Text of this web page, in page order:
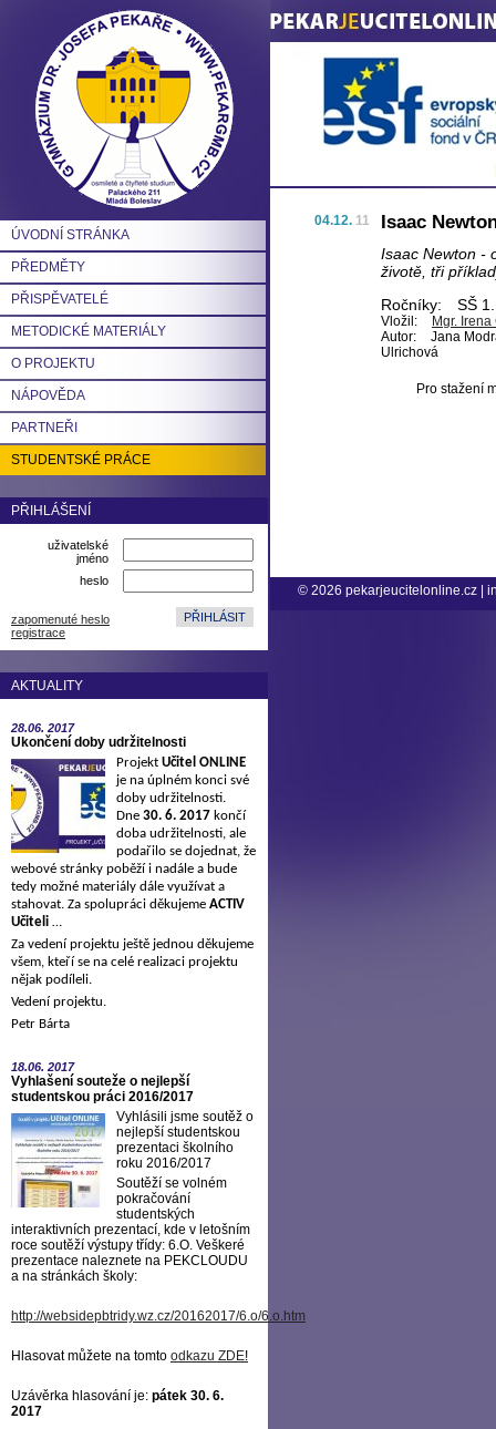
ÚVODNÍ STRÁNKA
PŘEDMĚTY
PŘISPĚVATELÉ
METODICKÉ MATERIÁLY
O PROJEKTU
NÁPOVĚDA
PARTNEŘI
STUDENTSKÉ PRÁCE
PŘIHLÁŠENÍ
uživatelské
jméno
heslo
zapomenuté heslo
registrace
AKTUALITY
28.06. 2017
Ukončení doby udržitelnosti
Projekt Učitel ONLINE
je na úplném konci své
doby udržitelnosti.
Dne 30. 6. 2017 končí
doba udržitelnosti, ale
podařilo se dojednat, že
webové stránky poběží i nadále a bude
tedy možné materiály dále využívat a
stahovat. Za spolupráci děkujeme ACTIV
Učiteli …
Za vedení projektu ještě jednou děkujeme
všem, kteří se na celé realizaci projektu
nějak podíleli.
Vedení projektu.
Petr Bárta
18.06. 2017
Vyhlašení souteže o nejlepší
studentskou práci 2016/2017
Vyhlásili jsme soutěž o
nejlepší studentskou
prezentaci školního
roku 2016/2017
Soutěží se volném
pokračování
studentských
interaktivních prezentací, kde v letošním
roce soutěží výstupy třídy: 6.O. Veškeré
prezentace naleznete na PEKCLOUDU
a na stránkách školy:
http://websidepbtridy.wz.cz/20162017/6.o/6.o.htm
Hlasovat můžete na tomto odkazu ZDE!
Uzávěrka hlasování je: pátek 30. 6.
2017
04.12. 11 Isaac
Isaac Newton -
životě, tři
Ročníky:
SŠ
Vložil:
Mgr.
Autor:
Jana
Ulrichová
Pro stažení
© 2026 pekarjeucitelonline.cz